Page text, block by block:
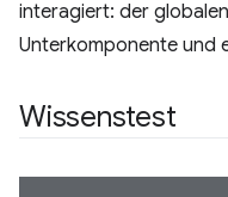
interagiert: der globalen
Unterkomponente und
Wissenstest